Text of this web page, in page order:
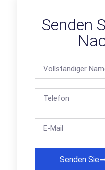
Senden
Senden Sie